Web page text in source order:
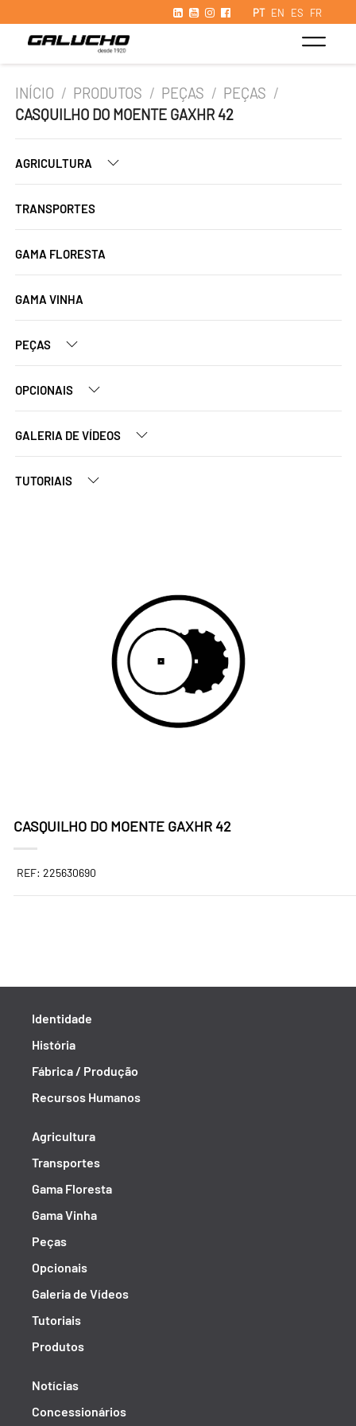
PT EN ES FR
INÍCIO / PRODUTOS / PEÇAS / PEÇAS /
CASQUILHO DO MOENTE GAXHR 42
AGRICULTURA
TRANSPORTES
GAMA FLORESTA
GAMA VINHA
PEÇAS
OPCIONAIS
GALERIA DE VÍDEOS
TUTORIAIS
CASQUILHO DO MOENTE GAXHR 42
REF: 225630690
Identidade
História
Fábrica / Produção
Recursos Humanos
Agricultura
Transportes
Gama Floresta
Gama Vinha
Peças
Opcionais
Galeria de Vídeos
Tutoriais
Produtos
Notícias
Concessionários